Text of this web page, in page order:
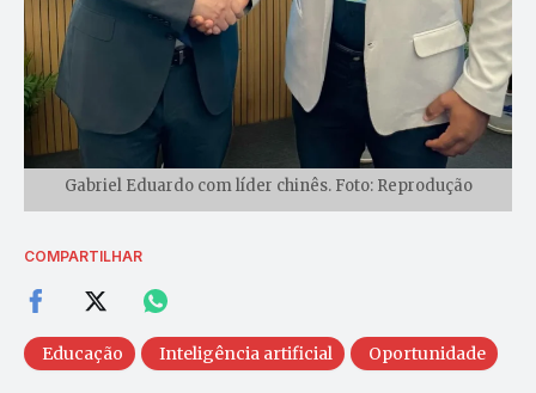
Gabriel Eduardo com líder chinês. Foto: Reprodução
COMPARTILHAR
Educação Inteligência artificial Oportunidade